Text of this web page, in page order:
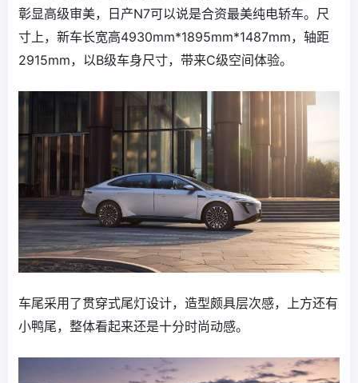
彰显高级审美，日产N7可以说是合资最美纯电轿车。尺
寸上，新车长宽高4930mm*1895mm*1487mm，轴距
2915mm，以B级车身尺寸，带来C级空间体验。
车尾采用了贯穿式尾灯设计，造型颇具层次感，上方还有
小鸭尾，整体看起来还是十分时尚动感。